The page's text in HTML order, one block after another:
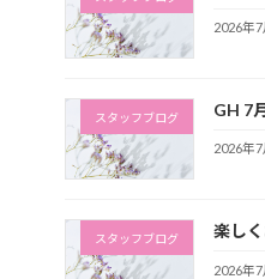
2026年7
スタッフブログ GH 7
2026年7
スタッフブログ 楽し
2026年